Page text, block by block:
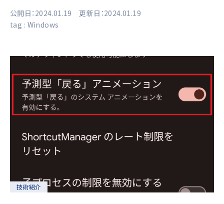
公開日：2024.01.19 更新日：2024.01.19
tag : Windows
技術紹介